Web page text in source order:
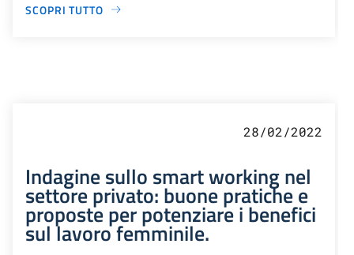
SCOPRI TUTTO
28/02/2022
Indagine sullo smart working nel
settore privato: buone pratiche e
proposte per potenziare i benefici
sul lavoro femminile.